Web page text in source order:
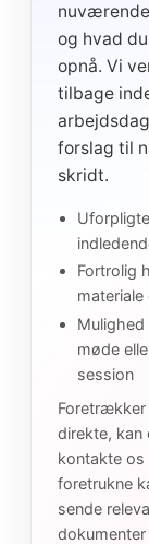
og hvad
opnå. Vi
tilbage
forslag til
skridt.
Fortrolig
materiale
Mulighed
møde
session
direkte, kan
kontakte os
foretrukne
sende